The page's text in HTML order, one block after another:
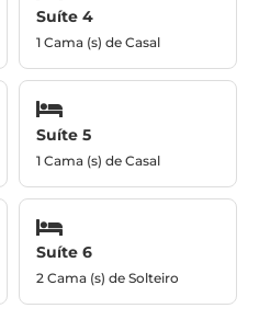
Suíte 4
1 Cama (s) de Casal
Suíte 5
1 Cama (s) de Casal
Suíte 6
2 Cama (s) de Solteiro